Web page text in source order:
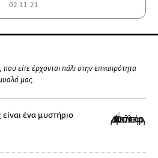
02.11.21
είτε έρχονται πάλι στην επικαιρότητα
μας.
ένα μυστήριο